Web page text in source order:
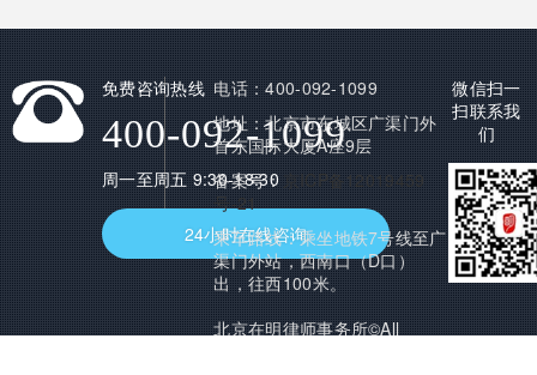
免费咨询热线
400-092-1099
周一至周五 9:30-18:30
24小时在线咨询
电话：400-092-1099
地址：北京市东城区广渠门外
首东国际大厦A座9层
备案号：京ICP备12019459
号-21
乘车路线：乘坐地铁7号线至广
渠门外站，西南口（D口）
出，往西100米。
北京在明律师事务所©All
微信扫一
扫联系我
们